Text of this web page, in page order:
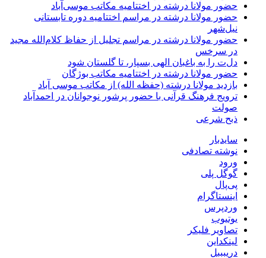
حضور مولانا درشته در اختتامیه مکاتب موسی‌آباد
حضور مولانا درشته در مراسم اختتامیه دوره تابستانی
نیل‌شهر
حضور مولانا درشته در مراسم تجلیل از حفاظ کلام‌الله مجید
در سرخس
دل‌ت را به باغبان الهی بسپار، تا گلستان شود
حضور مولانا درشته در اختتامیه مکاتب بوژگان
بازدید مولانا درشته (حفظه الله) از مکاتب موسی آباد
ترویج فرهنگ قرآنی با حضور پرشور نوجوانان در احمدآباد
صولت
ذبح شرعی
سایدبار
نوشته تصادفی
ورود
گوگل پلی
پی‌پال
اینستاگرام
وردپرس
یوتیوب
تصاویر فلیکر
لینکداین
دریبببل